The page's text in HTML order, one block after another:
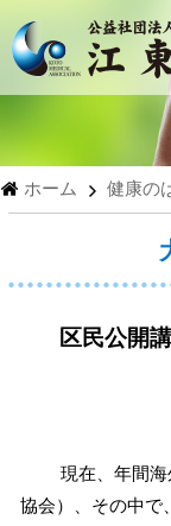
ホーム 健康の
区民公開
現在、年間海外
協会）、その中で